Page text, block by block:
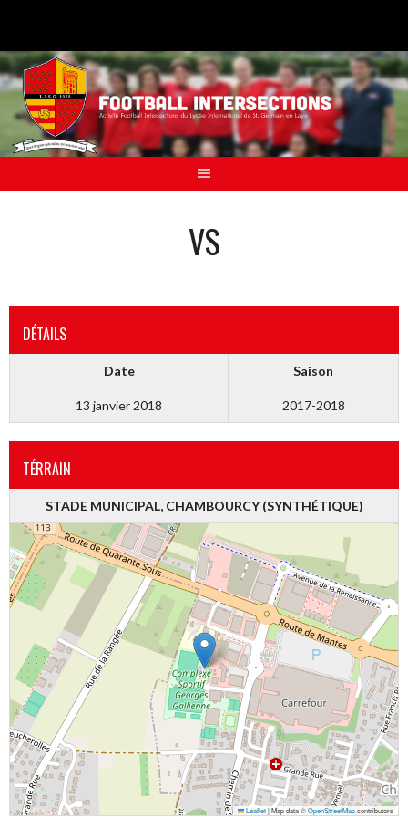
contenu
VS
DÉTAILS
Date Saison
13 janvier 2018 2017-2018
TÉRRAIN
STADE MUNICIPAL, CHAMBOURCY (SYNTHÉTIQUE)
Leaflet|Map data ©OpenStreetMapcontributors